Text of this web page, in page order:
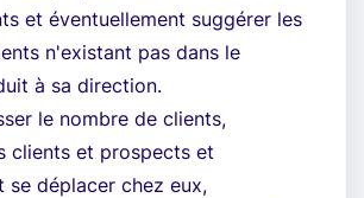
et éventuellement suggérer les
n'existant pas dans le
à sa direction.
le nombre de clients,
clients et prospects et
se déplacer chez eux,